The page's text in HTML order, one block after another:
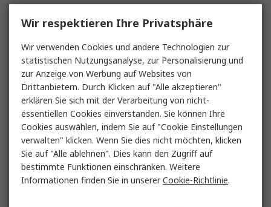
Wir respektieren Ihre Privatsphäre
Wir verwenden Cookies und andere Technologien zur
statistischen Nutzungsanalyse, zur Personalisierung und
zur Anzeige von Werbung auf Websites von
Drittanbietern. Durch Klicken auf "Alle akzeptieren"
erklären Sie sich mit der Verarbeitung von nicht-
essentiellen Cookies einverstanden. Sie können Ihre
Cookies auswählen, indem Sie auf "Cookie Einstellungen
verwalten" klicken. Wenn Sie dies nicht möchten, klicken
Sie auf "Alle ablehnen". Dies kann den Zugriff auf
bestimmte Funktionen einschränken. Weitere
Informationen finden Sie in unsererCookie-Richtlinie.